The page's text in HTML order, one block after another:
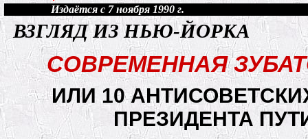
Издаётся с 7 ноября 1990 г.
ВЗГЛЯД ИЗ НЬЮ-ЙОРКА
СОВРЕМЕННАЯ
ИЛИ 10
ПРЕЗИДЕНТА